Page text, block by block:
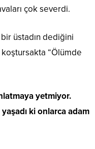
çok severdi.
bir üstadın dediğini
“Ölümde
yetmiyor.
ki onlarca adam